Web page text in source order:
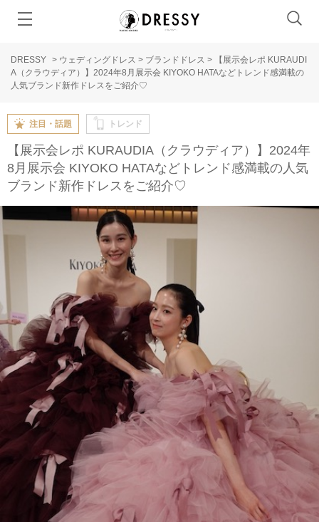
DRESSY > ウェディングドレス > ブランドドレス >
【展示会レポ KURAUDI
A（クラウディア）】2024年8月展示会 KIYOKO HATAなどトレンド感満載の
人気ブランド新作ドレスをご紹介♡
注目・話題 トレンド
【展示会レポ KURAUDIA（クラウディア）】2024年
8月展示会 KIYOKO HATAなどトレンド感満載の人気
ブランド新作ドレスをご紹介♡